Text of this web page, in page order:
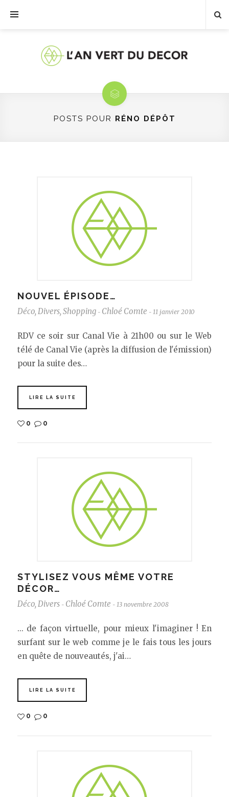
POSTS POUR RÉNO DÉPÔT
NOUVEL ÉPISODE…
Déco, Divers, Shopping - Chloé Comte - 11 janvier 2010
RDV ce soir sur Canal Vie à 21h00 ou sur le Web
télé de Canal Vie (après la diffusion de l'émission)
pour la suite des…
LIRE LA SUITE
0 0
STYLISEZ VOUS MÊME VOTRE
DÉCOR…
Déco, Divers - Chloé Comte - 13 novembre 2008
... de façon virtuelle, pour mieux l'imaginer ! En
surfant sur le web comme je le fais tous les jours
en quête de nouveautés, j'ai…
LIRE LA SUITE
0 0